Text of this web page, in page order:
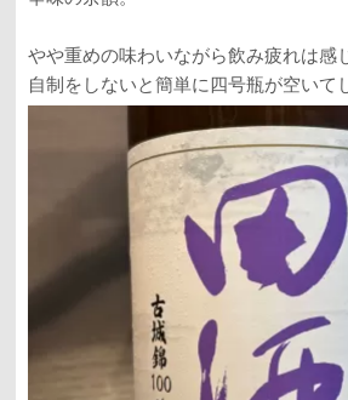
やや重めの味わいながら飲み疲れは感
自制をしないと簡単に四号瓶が空いて